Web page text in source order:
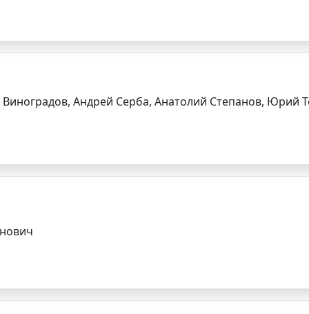
Андрей Серба, Анатолий Степанов, Юрий